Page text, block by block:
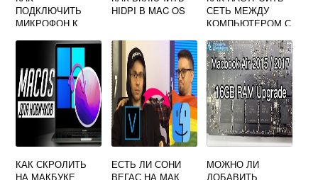
ПОДКЛЮЧИТЬ
МИКРОФОН К
HIDPI В MAC OS
СЕТЬ МЕЖДУ
КОМПЬЮТЕРОМ С
MAC OS
КАК СКРОЛИТЬ
НА МАКБУКЕ
ЕСТЬ ЛИ СОНИ
ВЕГАС НА МАК
МОЖНО ЛИ
ДОБАВИТЬ